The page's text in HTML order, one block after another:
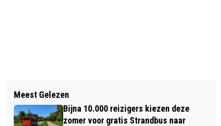
DERDE KAMPIOENSCHAP OP RIJ VOOR
HOCKEYERS BLOEMENDAAL
SPROOKJESBOS EFTELING 70 JAAR:
SOMS KOMEN SPROOKJES UIT
Meest Gelezen
Bijna 10.000 reizigers kiezen deze
zomer voor gratis Strandbus naar